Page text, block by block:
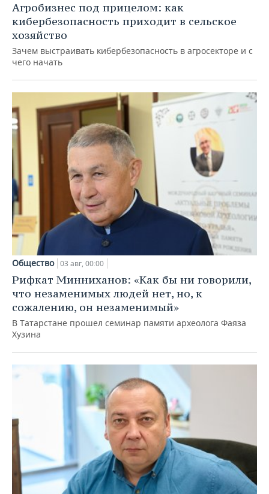
Агробизнес под прицелом: как
кибербезопасность приходит в сельское
хозяйство
Зачем выстраивать кибербезопасность в агросекторе и с
чего начать
Общество 03 авг, 00:00
Рифкат Минниханов: «Как бы ни говорили,
что незаменимых людей нет, но, к
сожалению, он незаменимый»
В Татарстане прошел семинар памяти археолога Фаяза
Хузина